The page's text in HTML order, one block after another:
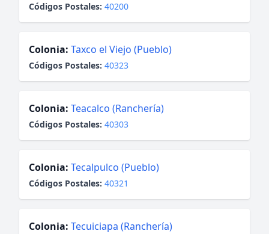
Códigos Postales: 40200
Colonia: Taxco el Viejo (Pueblo)
Códigos Postales: 40323
Colonia: Teacalco (Ranchería)
Códigos Postales: 40303
Colonia: Tecalpulco (Pueblo)
Códigos Postales: 40321
Colonia: Tecuiciapa (Ranchería)